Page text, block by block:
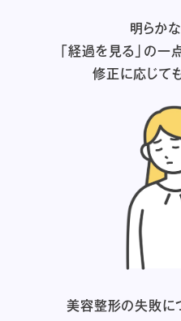
明らか
「経過を見る」の
修正に応じて
美容整形の失敗に